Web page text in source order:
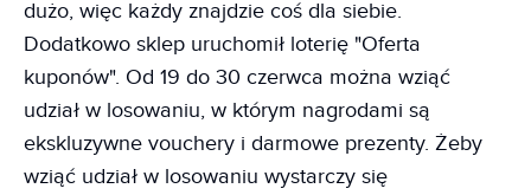
dużo, więc każdy znajdzie coś dla siebie.
Dodatkowo sklep uruchomił loterię "Oferta
kuponów". Od 19 do 30 czerwca można wziąć
udział w losowaniu, w którym nagrodami są
ekskluzywne vouchery i darmowe prezenty. Żeby
wziąć udział w losowaniu wystarczy się